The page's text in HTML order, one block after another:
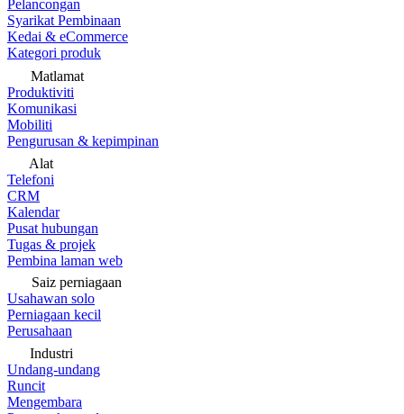
Pelancongan
Syarikat Pembinaan
Kedai & eCommerce
Kategori produk
Matlamat
Produktiviti
Komunikasi
Mobiliti
Pengurusan & kepimpinan
Alat
Telefoni
CRM
Kalendar
Pusat hubungan
Tugas & projek
Pembina laman web
Saiz perniagaan
Usahawan solo
Perniagaan kecil
Perusahaan
Industri
Undang-undang
Runcit
Mengembara